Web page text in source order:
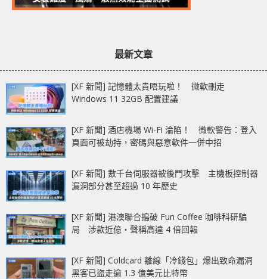
最新文章
[XF 新聞] 記憶體太貴唔玩啦！ 微軟刪走
Windows 11 32GB 配置建議
[XF 新聞] 酒店機場 Wi-Fi 淪陷！ 微軟警告：登入
頁面可被劫持，密碼與惡意軟件一併中招
[XF 新聞] 數千台伺服器被後門攻擊 主機板控制器
漏洞部分甚至超過 10 年歷史
[XF 新聞] 港澳聯合搗破 Fun Coffee 咖啡科研騙
局 涉款近億‧聲稱高達 4 倍回報
[XF 新聞] Coldcard 離線「冷錢包」爆出致命漏洞
黑客已盜走逾 1.3 億美元比特幣